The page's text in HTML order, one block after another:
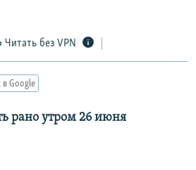
Читать без VPN
в Google
рано утром 26 июня